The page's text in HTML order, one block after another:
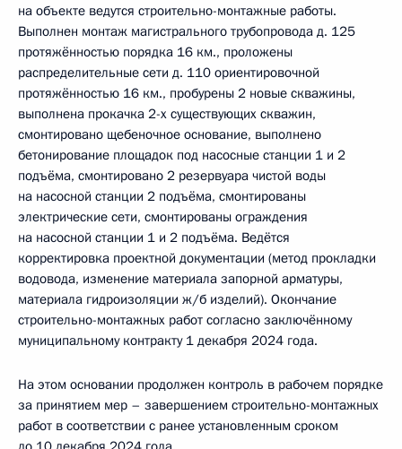
на объекте ведутся строительно-монтажные работы.
Выполнен монтаж магистрального трубопровода д. 125
протяжённостью порядка 16 км., проложены
распределительные сети д. 110 ориентировочной
протяжённостью 16 км., пробурены 2 новые скважины,
выполнена прокачка 2-х существующих скважин,
смонтировано щебеночное основание, выполнено
бетонирование площадок под насосные станции 1 и 2
подъёма, смонтировано 2 резервуара чистой воды
на насосной станции 2 подъёма, смонтированы
электрические сети, смонтированы ограждения
на насосной станции 1 и 2 подъёма. Ведётся
корректировка проектной документации (метод прокладки
водовода, изменение материала запорной арматуры,
материала гидроизоляции ж/б изделий). Окончание
строительно-монтажных работ согласно заключённому
муниципальному контракту 1 декабря 2024 года.
На этом основании продолжен контроль в рабочем порядке
за принятием мер – завершением строительно-монтажных
работ в соответствии с ранее установленным сроком